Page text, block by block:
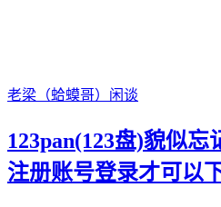
老梁（蛤蟆哥） 闲谈
123pan(123盘)貌似
注册账号登录才可以